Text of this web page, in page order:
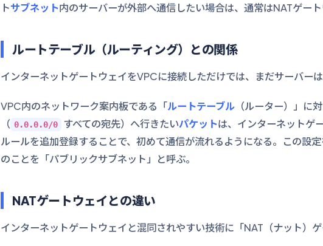
トサブネット内のサーバーが外部へ通信したい場合は、通常はNATゲート
ルートテーブル（ルーティング）との関係
インターネットゲートウェイをVPCに接続しただけでは、まだサーバー
VPC内のネットワーク案内板である「ルートテーブル （ルーター）」に
（ 0.0.0.0/0 すべての宛先）へ行きたいパケットは、インターネットゲ
ルールを追加登録することで、初めて通信が流れるようになる。この設
のことを「パブリックサブネット」と呼ぶ。
NATゲートウェイとの違い
インターネットゲートウェイと混同されやすい技術に「NAT（ナット）ゲ